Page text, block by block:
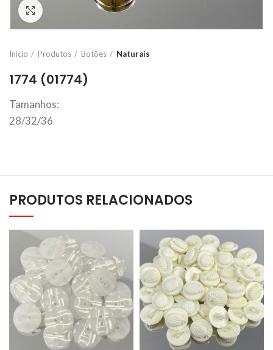
Click to enlarge
Início Produtos Botões Naturais
1774 (01774)
Tamanhos:
28/32/36
PRODUTOS RELACIONADOS